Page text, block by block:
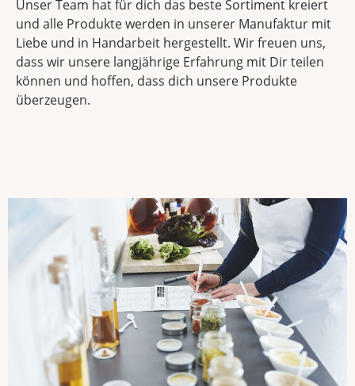
Unser Team hat für dich das beste Sortiment kreiert
und alle Produkte werden in unserer Manufaktur mit
Liebe und in Handarbeit hergestellt. Wir freuen uns,
dass wir unsere langjährige Erfahrung mit Dir teilen
können und hoffen, dass dich unsere Produkte
überzeugen.